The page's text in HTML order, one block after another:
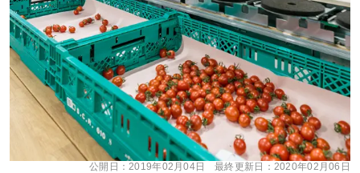
公開日：2019年02月04日 最終更新日： 2020年02月06日